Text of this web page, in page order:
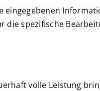
eingegebenen
die spezifische
volle Leistung